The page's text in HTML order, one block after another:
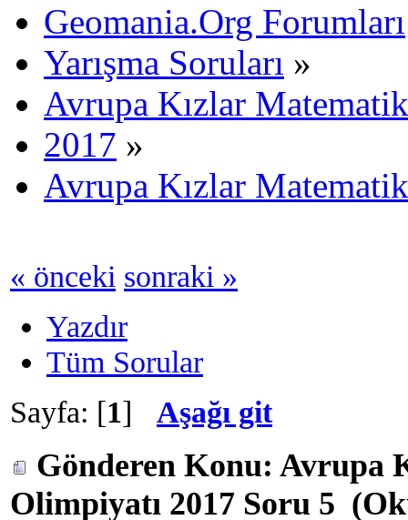
Geomania.Org Forumları
Yarışma Soruları »
Avrupa Kızlar
2017 »
Avrupa Kızlar
« önceki sonraki »
Yazdır
Tüm Sorular
Sayfa: [1] Aşağı git
Gönderen Konu: Avrupa
Olimpiyatı 2017 Soru 5